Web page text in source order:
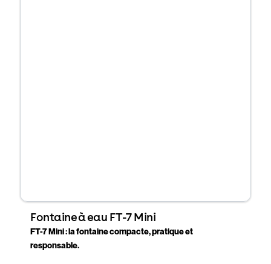
Fontaine à eau FT-7 Mini
FT-7 Mini : la fontaine compacte, pratique et
responsable.